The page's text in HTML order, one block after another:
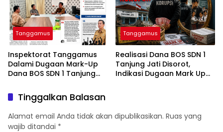
Tanggamus
Inspektorat Tanggamus
Dalami Dugaan Mark-Up
Dana BOS SDN 1 Tanjung
Tanggamus
Realisasi Dana BOS SDN 1
Tanjung Jati Disorot,
Indikasi Dugaan Mark Up
Tinggalkan Balasan
Alamat email Anda tidak akan dipublikasikan. Ruas yang
wajib ditandai *